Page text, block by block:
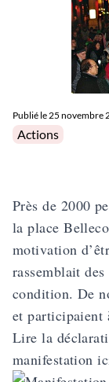
Publié le25 novembre
Posted in
Actions
Près de 2000
la place
motivation
rassemblait
condition. De
et participaient
Lire la
manifestation